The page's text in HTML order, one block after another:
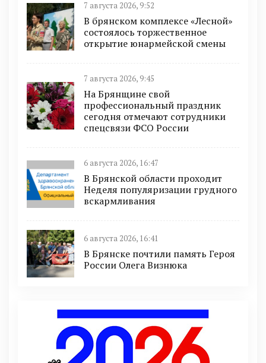
7 августа 2026, 9:52
В брянском комплексе «Лесной»
состоялось торжественное
открытие юнармейской смены
7 августа 2026, 9:45
На Брянщине свой
профессиональный праздник
сегодня отмечают сотрудники
спецсвязи ФСО России
6 августа 2026, 16:47
В Брянской области проходит
Неделя популяризации грудного
вскармливания
6 августа 2026, 16:41
В Брянске почтили память Героя
России Олега Визнюка